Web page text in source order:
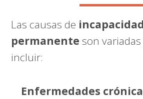
Las causas de incapacidad
permanente son
incluir:
Enfermedades